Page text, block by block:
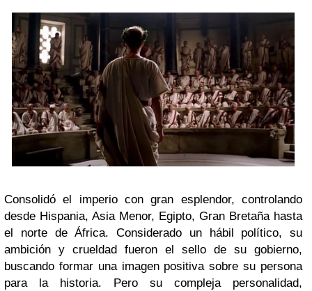
Consolidó el imperio con gran esplendor, controlando
desde Hispania, Asia Menor, Egipto, Gran Bretaña hasta
el norte de África. Considerado un hábil político, su
ambición y crueldad fueron el sello de su gobierno,
buscando formar una imagen positiva sobre su persona
para la historia. Pero su compleja personalidad,